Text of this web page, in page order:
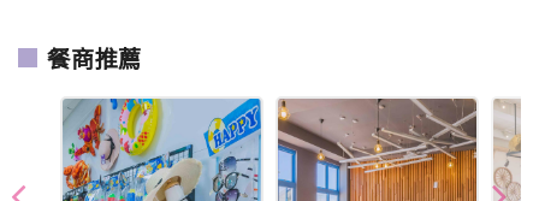
餐商推薦